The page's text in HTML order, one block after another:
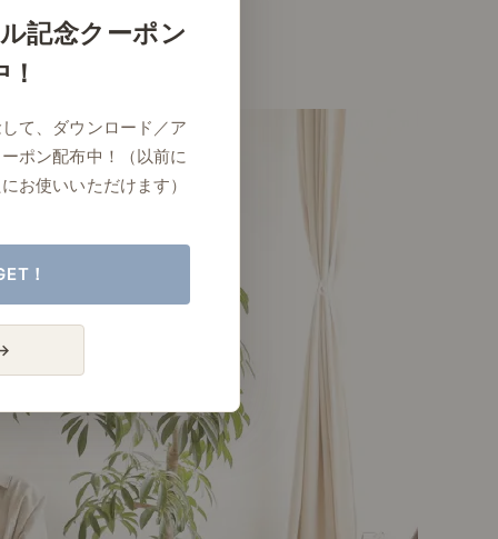
記念クーポン
て、ダウンロード／ア
ポン配布中！（以前に
お使いいただけます）
！